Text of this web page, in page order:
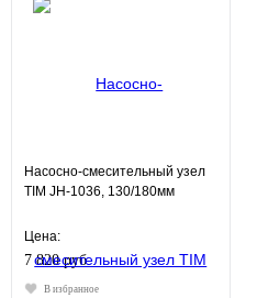
Насосно-смесительный узел
TIM JH-1036, 130/180мм
Цена:
7 820 руб.
В избранное